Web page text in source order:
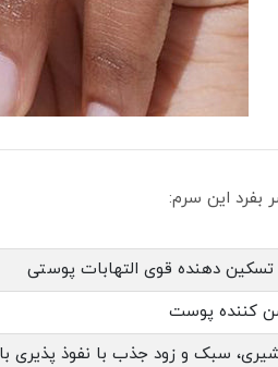
بفرد این سرم:
دهنده قوی التهابات پوستی
کننده پوست
سبک و زود جذب با نفوذ